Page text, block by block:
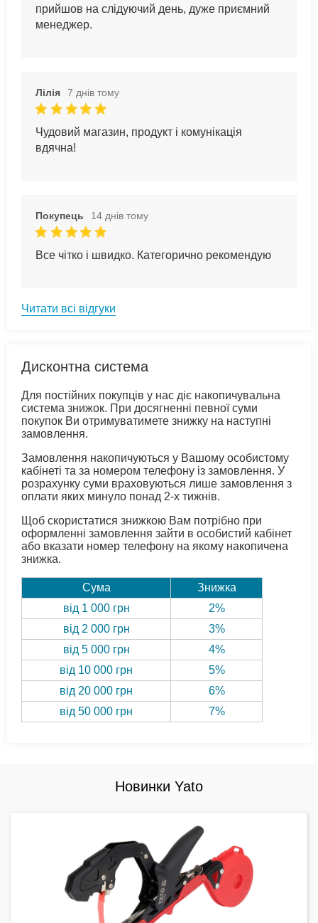
прийшов на слідуючий день, дуже приємний
менеджер.
Лілія 7 днів тому
Чудовий магазин, продукт і комунікація
вдячна!
Покупець 14 днів тому
Все чітко і швидко. Категорично рекомендую
Читати всі відгуки
Дисконтна система
Для постійних покупців у нас діє накопичувальна
система знижок. При досягненні певної суми
покупок Ви отримуватимете знижку на наступні
замовлення.
Замовлення накопичуються у Вашому особистому
кабінеті та за номером телефону із замовлення. У
розрахунку суми враховуються лише замовлення з
оплати яких минуло понад 2-х тижнів.
Щоб скористатися знижкою Вам потрібно при
оформленні замовлення зайти в особистий кабінет
або вказати номер телефону на якому накопичена
знижка.
Сума
Знижка
від 1 000 грн
2%
від 2 000 грн
3%
від 5 000 грн
4%
від 10 000 грн
5%
від 20 000 грн
6%
від 50 000 грн
7%
Новинки Yato